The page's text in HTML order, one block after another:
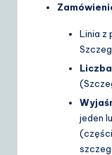
Linia z
jeden